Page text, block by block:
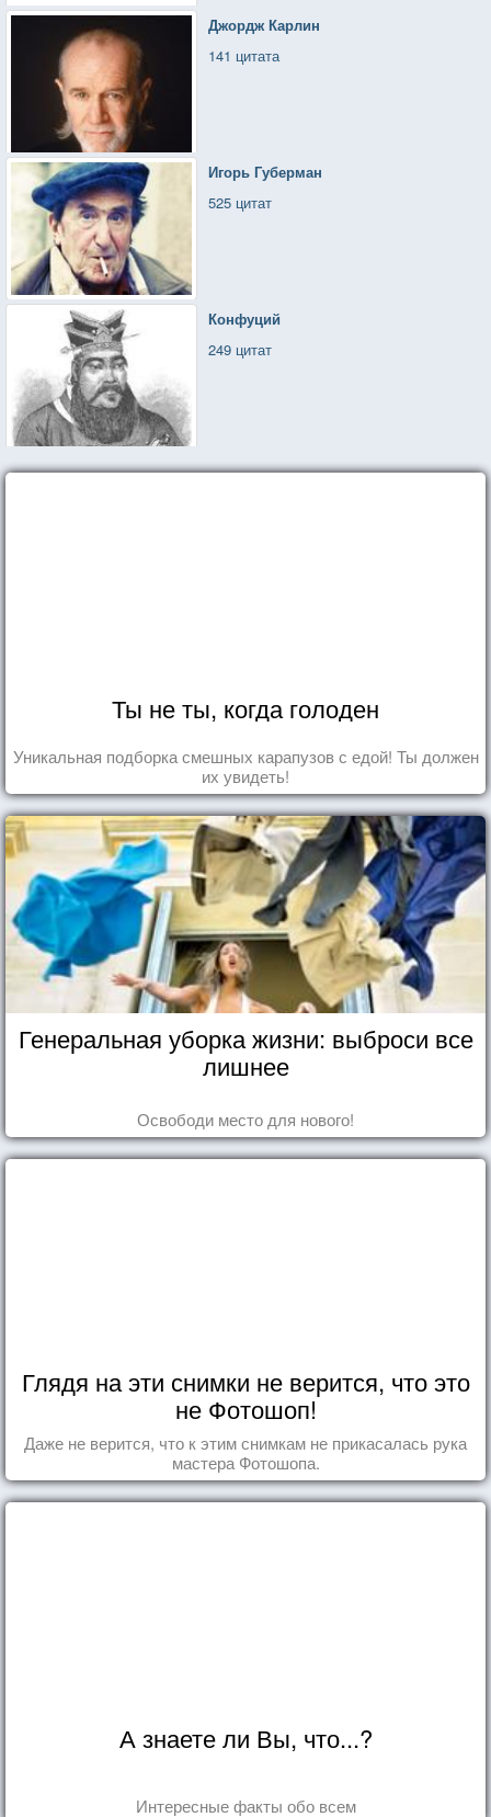
Джордж Карлин
141 цитата
Игорь Губерман
525 цитат
Конфуций
249 цитат
Ты не ты, когда голоден
Уникальная подборка смешных карапузов с едой! Ты должен
их увидеть!
Генеральная уборка жизни: выброси все
лишнее
Освободи место для нового!
Глядя на эти снимки не верится, что это
не Фотошоп!
Даже не верится, что к этим снимкам не прикасалась рука
мастера Фотошопа.
А знаете ли Вы, что...?
Интересные факты обо всем